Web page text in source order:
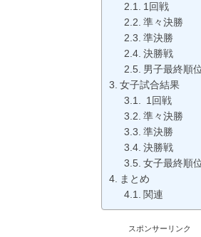
1回戦
準々決勝
準決勝
決勝戦
男子最終順
女子試合結果
1回戦
準々決勝
準決勝
決勝戦
女子最終順
まとめ
関連
スポンサーリンク